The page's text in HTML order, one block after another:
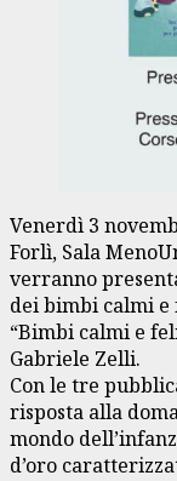
Venerdì 3
Forlì, Sala
verranno
dei bimbi calmi e
“Bimbi calmi e
Gabriele Zelli.
Con le tre
risposta alla
mondo
d’oro